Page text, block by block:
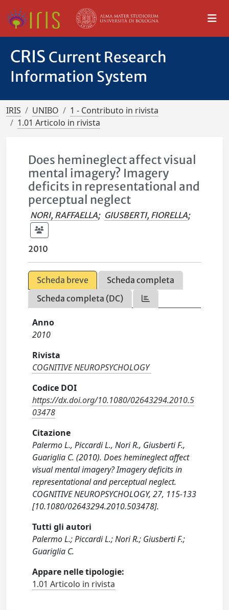
CRIS Current Research
Information System
IRIS UNIBO
1 - Contributo in rivista
1.01 Articolo in rivista
Does hemineglect affect visual
mental imagery? Imagery
deficits in representational and
perceptual neglect
NORI, RAFFAELLA; GIUSBERTI, FIORELLA;
2010
Scheda breve
Scheda completa
Scheda completa (DC)
Anno
2010
Rivista
COGNITIVE NEUROPSYCHOLOGY
Codice DOI
https://dx.doi.org/10.1080/02643294.2010.5
03478
Citazione
Palermo L., Piccardi L., Nori R., Giusberti F.,
Guariglia C. (2010). Does hemineglect affect
visual mental imagery? Imagery deficits in
representational and perceptual neglect.
COGNITIVE NEUROPSYCHOLOGY, 27, 115-133
[10.1080/02643294.2010.503478].
Tutti gli autori
Palermo L.; Piccardi L.; Nori R.; Giusberti F.;
Guariglia C.
Appare nelle tipologie:
1.01 Articolo in rivista